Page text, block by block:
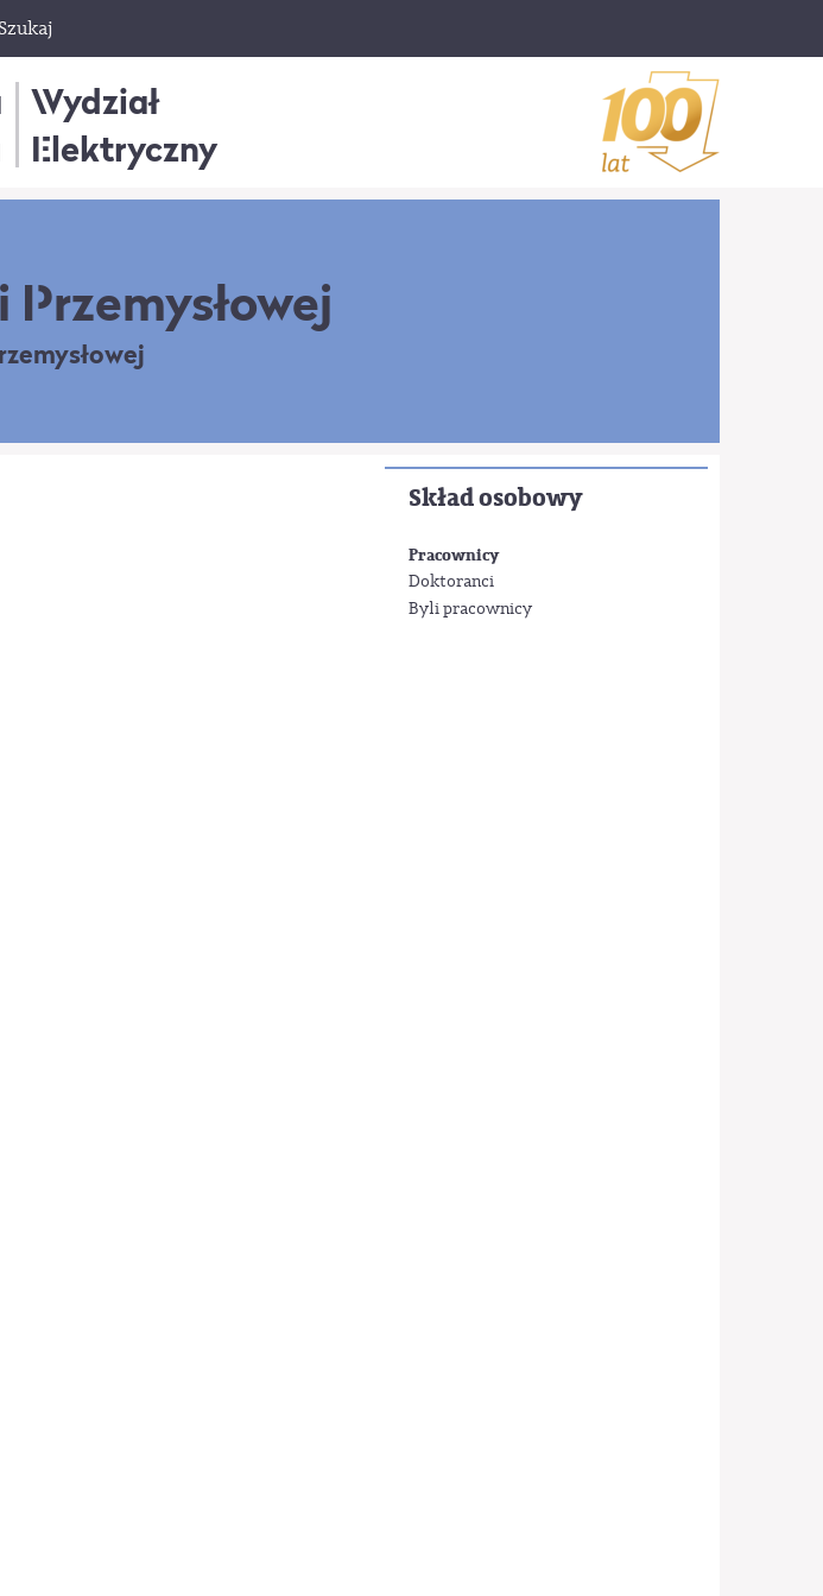
Szukaj
Wydział
Elektryczny
Skład osobowy
Pracownicy
Doktoranci
Byli pracownicy